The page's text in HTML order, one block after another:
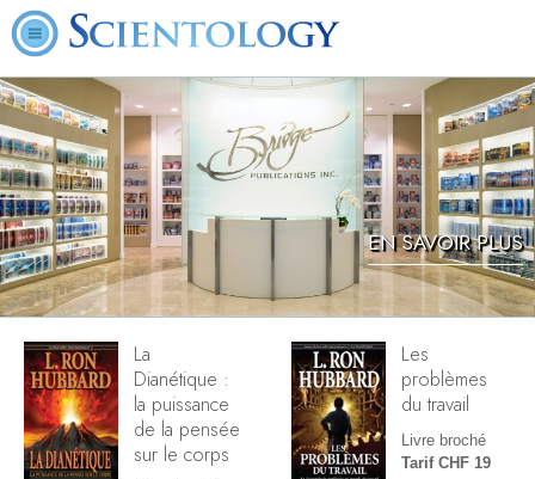
EN SAVOIR PLUS
La
Dianétique :
la puissance
de la pensée
sur le corps
Les
problèmes
du travail
Livre broché
Tarif CHF 19